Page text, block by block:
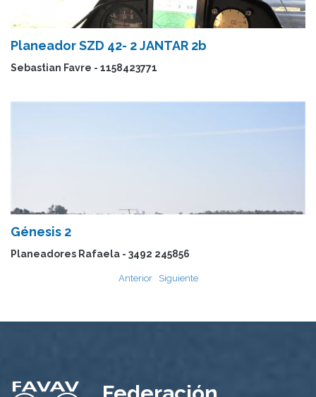
Planeador SZD 42- 2 JANTAR 2b
Sebastian Favre - 1158423771
Génesis 2
Planeadores Rafaela - 3492 245856
Anterior Siguiente